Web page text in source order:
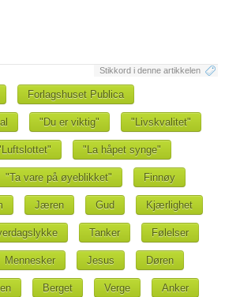
Stikkord i denne artikkelen
Forlagshuset Publica
"Du er viktig" "Livskvalitet"
"La håpet synge"
"Ta vare på øyeblikket" Finnøy
Jæren Gud Kjærlighet
Tanker Følelser
Mennesker Jesus Døren
Berget Verge Anker